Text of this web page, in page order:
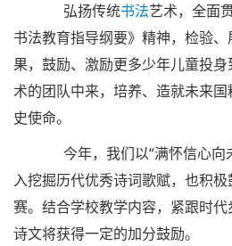
弘扬传统书法艺术，全面
书法教育指导纲要》精神，检验
果，鼓励、激励更多少年儿童投
术的团队中来，培养、造就未来
史使命。
今年，我们以“满怀信心向
入挖掘历代优秀诗词歌赋，也积
赛。结合学校教学内容，紧跟时
诗文将获得一定的加分鼓励。